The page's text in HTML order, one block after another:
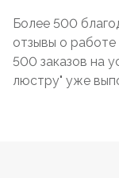
Более 500
отзывы о
500 заказов на
люстру" уже